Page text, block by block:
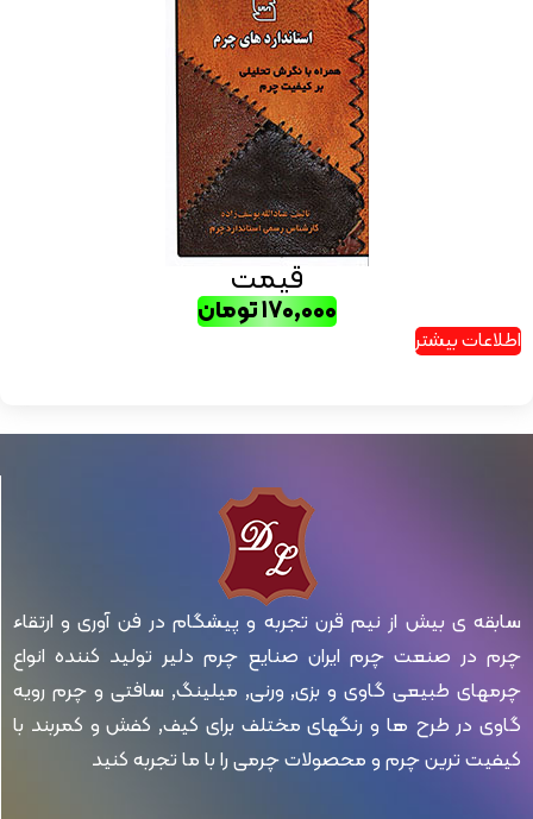
قیمت
۱۷۰,۰۰۰تومان
اطلاعات بیشتر
سابقه ی بیش از نیم قرن تجربه و پیشگام در فن آوری و ارتقاء
چرم در صنعت چرم ایران صنایع چرم دلیر تولید کننده انواع
چرمهای طبیعی گاوی و بزی, ورنی, میلینگ, سافتی و چرم رویه
گاوی در طرح ها و رنگهای مختلف برای کیف, کفش و کمربند با
کیفیت ترین چرم و محصولات چرمی را با ما تجربه کنید